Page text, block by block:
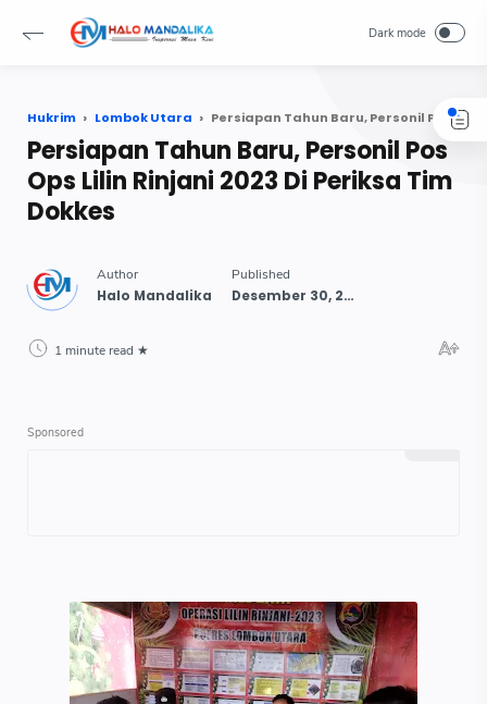
Hukrim Lombok Utara Persiapan Tahun Baru, Personil Pos Ops Lilin Rinjani 2023 Di Periksa Tim Dokkes
Persiapan Tahun Baru, Personil Pos
Ops Lilin Rinjani 2023 Di Periksa Tim
Dokkes
1 minute read